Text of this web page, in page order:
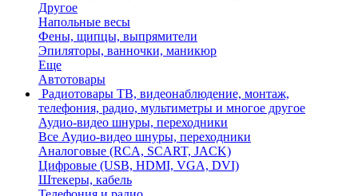
Другое
Напольные весы
Фены, щипцы, выпрямители
Эпиляторы, ванночки, маникюр
Еще
Автотовары
Радиотовары ТВ, видеонаблюдение, монтаж,
телефония, радио, мультиметры и многое другое
Аудио-видео шнуры, переходники
Все Аудио-видео шнуры, переходники
Аналоговые (RCA, SCART, JACK)
Цифровые (USB, HDMI, VGA, DVI)
Штекеры, кабель